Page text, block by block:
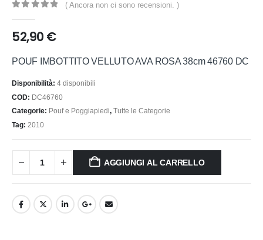
( Ancora non ci sono recensioni. )
52,90 €
POUF IMBOTTITO VELLUTO AVA ROSA 38cm 46760 DC
Disponibilità: 4 disponibili
COD: DC46760
Categorie: Pouf e Poggiapiedi, Tutte le Categorie
Tag: 2010
AGGIUNGI AL CARRELLO